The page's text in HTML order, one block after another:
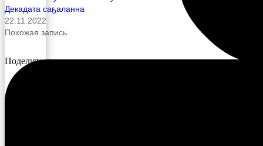
Декадата саҕаланна
22.11.2022
Похожая запись
Поделиться в социальных сетях: